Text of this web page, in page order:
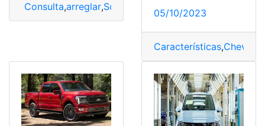
Consulta,arreglar,Solución Surface Pro
05/10/2023
Características,